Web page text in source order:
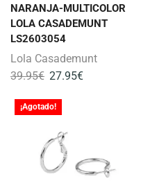
NARANJA-MULTICOLOR
LOLA CASADEMUNT
LS2603054
Lola Casademunt
39.95€ 27.95€
¡Agotado!